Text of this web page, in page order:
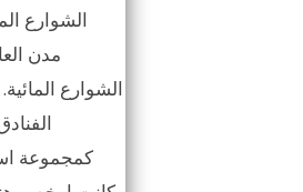
الشوارع
مدن
الشوارع
كمجموعة